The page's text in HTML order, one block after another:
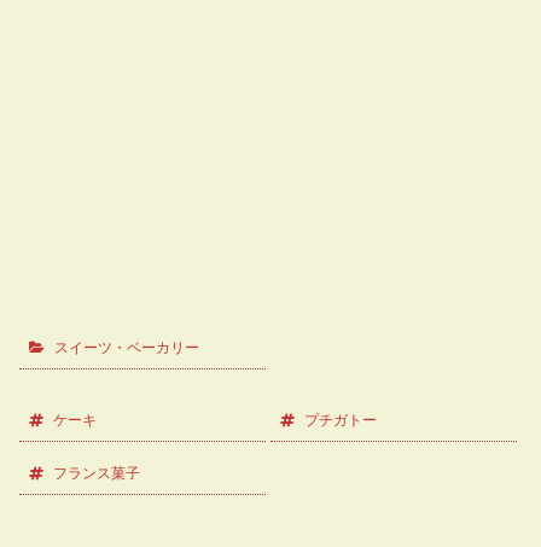
スイーツ・ベーカリー
ケーキ プチガトー
フランス菓子